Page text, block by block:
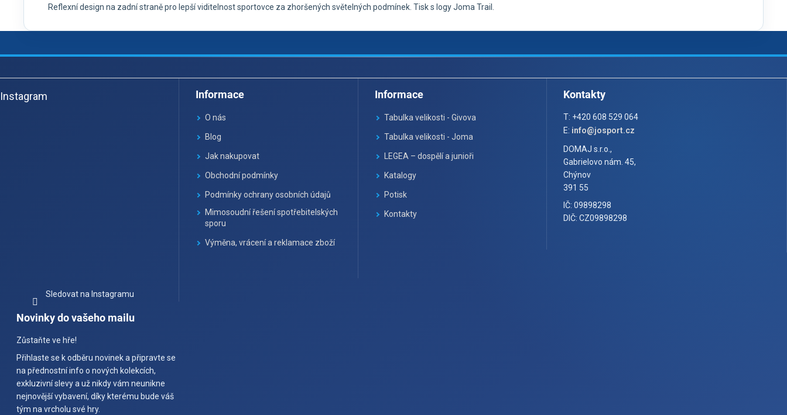
Reflexní design na zadní straně pro lepší viditelnost sportovce za zhoršených světelných podmínek. Tisk s logy Joma Trail.
á
pInstagram
Sledovat na Instagramu
Informace
O nás
Blog
Jak nakupovat
Obchodní podmínky
Podmínky ochrany osobních údajů
Mimosoudní řešení spotřebitelských
sporu
Výměna, vrácení a reklamace zboží
Informace
Tabulka velikosti - Givova
Tabulka velikosti - Joma
LEGEA – dospělí a junioři
Katalogy
Potisk
Kontakty
Kontakty
T: +420 608 529 064
E: info@josport.cz
DOMAJ s.r.o.,
Gabrielovo nám. 45,
Chýnov
391 55
IČ: 09898298
DIČ: CZ09898298
Novinky do vašeho mailu
Zůstaňte ve hře!
Přihlaste se k odběru novinek a připravte se
na přednostní info o nových kolekcích,
exkluzivní slevy a už nikdy vám neunikne
nejnovější vybavení, díky kterému bude váš
tým na vrcholu své hry.